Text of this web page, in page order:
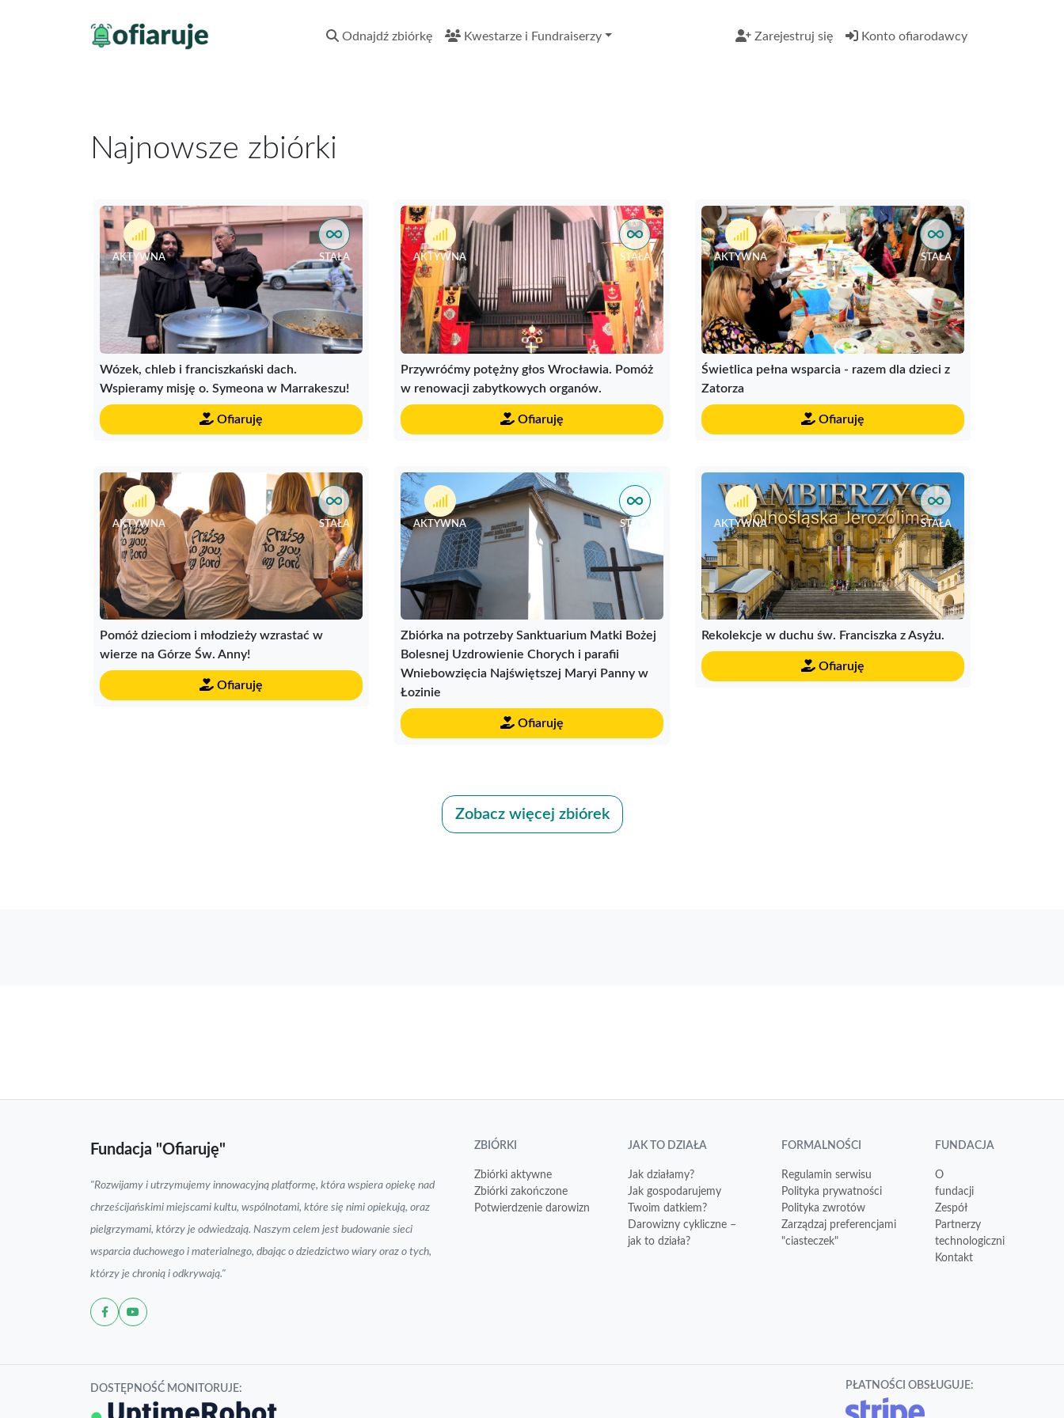
Odnajdź zbiórkę Kwestarze i Fundraiserzy Zarejestruj się Konto ofiarodawcy
Najnowsze zbiórki
Wózek, chleb i franciszkański dach.
Wspieramy misję o. Symeona w Marrakeszu!
STAŁA
AKTYWNA
Ofiaruję
Przywróćmy potężny głos Wrocławia. Pomóż
w renowacji zabytkowych organów.
STAŁA
AKTYWNA
Ofiaruję
Świetlica pełna wsparcia - razem dla dzieci z
Zatorza
STAŁA
AKTYWNA
Ofiaruję
Pomóż dzieciom i młodzieży wzrastać w
wierze na Górze Św. Anny!
STAŁA
AKTYWNA
Ofiaruję
Zbiórka na potrzeby Sanktuarium Matki Bożej
Bolesnej Uzdrowienie Chorych i parafii
Wniebowzięcia Najświętszej Maryi Panny w
Łozinie
STAŁA
AKTYWNA
Ofiaruję
Rekolekcje w duchu św. Franciszka z Asyżu.
STAŁA
AKTYWNA
Ofiaruję
Zobacz więcej zbiórek
Fundacja "Ofiaruję"
"Rozwijamy i utrzymujemy innowacyjną platformę, która wspiera opiekę nad
chrześcijańskimi miejscami kultu, wspólnotami, które się nimi opiekują, oraz
pielgrzymami, którzy je odwiedzają. Naszym celem jest budowanie sieci
wsparcia duchowego i materialnego, dbając o dziedzictwo wiary oraz o tych,
którzy je chronią i odkrywają."
ZBIÓRKI
Zbiórki aktywne
Zbiórki zakończone
Potwierdzenie darowizn
JAK TO DZIAŁA
Jak działamy?
Jak gospodarujemy
Twoim datkiem?
Darowizny cykliczne –
jak to działa?
FORMALNOŚCI
Regulamin serwisu
Polityka prywatności
Polityka zwrotów
Zarządzaj preferencjami
"ciasteczek"
FUNDACJA
O
fundacji
Zespół
Partnerzy
technologiczni
Kontakt
DOSTĘPNOŚĆ MONITORUJE: PŁATNOŚCI OBSŁUGUJE: